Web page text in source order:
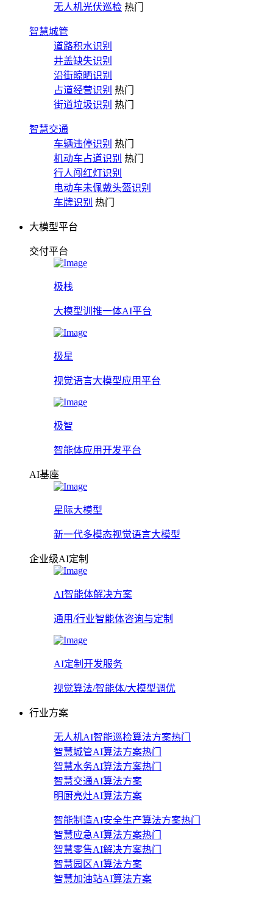
无人机光伏巡检 热门
智慧城管
道路积水识别
井盖缺失识别
沿街晾晒识别
占道经营识别 热门
街道垃圾识别 热门
智慧交通
车辆违停识别 热门
机动车占道识别 热门
行人闯红灯识别
电动车未佩戴头盔识别
车牌识别 热门
大模型平台
交付平台
极栈
大模型训推一体AI平台
极星
视觉语言大模型应用平台
极智
智能体应用开发平台
AI基座
星际大模型
新一代多模态视觉语言大模型
企业级AI定制
AI智能体解决方案
通用/行业智能体咨询与定制
AI定制开发服务
视觉算法/智能体/大模型调优
行业方案
无人机AI智能巡检算法方案热门
智慧城管AI算法方案热门
智慧水务AI算法方案热门
智慧交通AI算法方案
明厨亮灶AI算法方案
智能制造AI安全生产算法方案热门
智慧应急AI算法方案热门
智慧零售AI解决方案热门
智慧园区AI算法方案
智慧加油站AI算法方案